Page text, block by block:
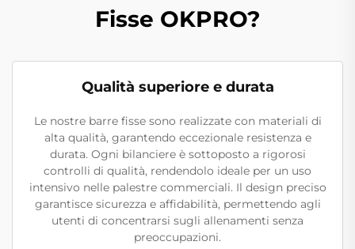
Fisse OKPRO?
Qualità superiore e durata
Le nostre barre fisse sono realizzate con materiali di
alta qualità, garantendo eccezionale resistenza e
durata. Ogni bilanciere è sottoposto a rigorosi
controlli di qualità, rendendolo ideale per un uso
intensivo nelle palestre commerciali. Il design preciso
garantisce sicurezza e affidabilità, permettendo agli
utenti di concentrarsi sugli allenamenti senza
preoccupazioni.